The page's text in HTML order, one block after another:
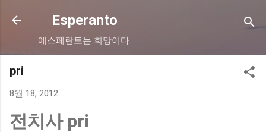
기본 콘텐츠로 건너뛰기
Esperanto
에스페란토는 희망이다.
pri
8월 18, 2012
전치사 pri